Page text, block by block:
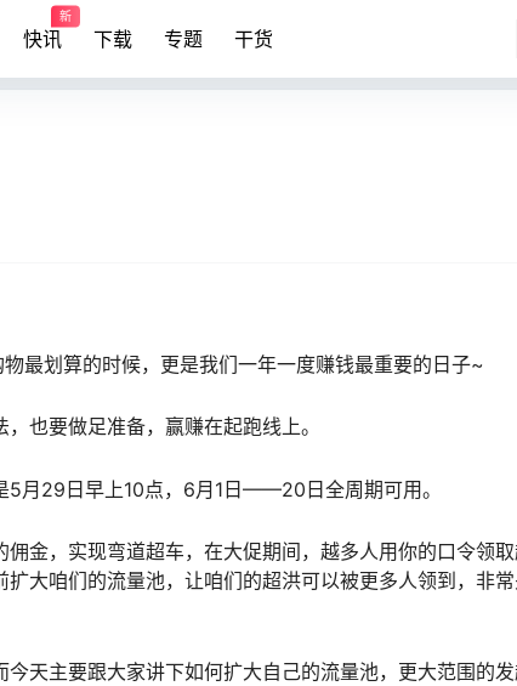
快讯
新
下载 专题 干货
最划算的时候，更是我们一年一度赚钱最重要的日子~
也要做足准备，赢赚在起跑线上。
5月29日早上10点，6月1日——20日全周期可用。
金，实现弯道超车，在大促期间，越多人用你的口令领
大咱们的流量池，让咱们的超洪可以被更多人领到，非
天主要跟大家讲下如何扩大自己的流量池，更大范围的